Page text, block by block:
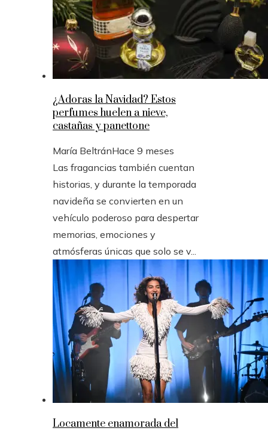
¿Adoras la Navidad? Estos
perfumes huelen a nieve,
castañas y panettone
María BeltránHace 9 meses
Las fragancias también cuentan
historias, y durante la temporada
navideña se convierten en un
vehículo poderoso para despertar
memorias, emociones y
atmósferas únicas que solo se v...
Locamente enamorada del